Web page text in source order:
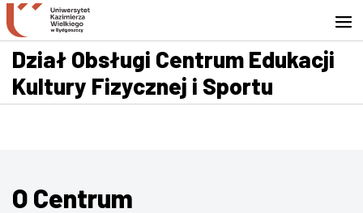
Przejdź do wyszukiwarki
Przejdź do treści
Przejdź do stopki - Kontakt
Dział Obsługi Centrum Edukacji
Kultury Fizycznej i Sportu
O Centrum